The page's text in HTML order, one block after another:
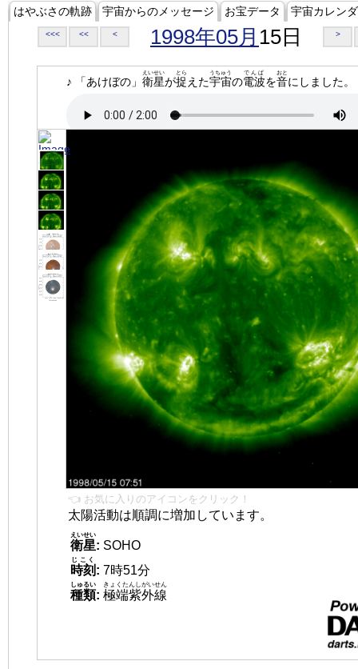
はやぶさの軌跡 宇宙からのメッセージ お宝データ 宇宙カレン
<<< << < 1998年05月 15日 >
♪ 「あけぼの」 衛星
えいせい
が捉
とら
えた宇宙
うちゅう
の電波
でんぱ
を音
おと
にしました。
👈 お気に入りのアイコンをクリック！
太陽活動は順調に増加しています。
衛星
えいせい
: SOHO
時刻
じこく
: 7時51分
種類
しゅるい
: 極端紫外線
きょくたんしがいせん